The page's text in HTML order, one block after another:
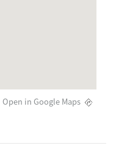
Open in Google Maps